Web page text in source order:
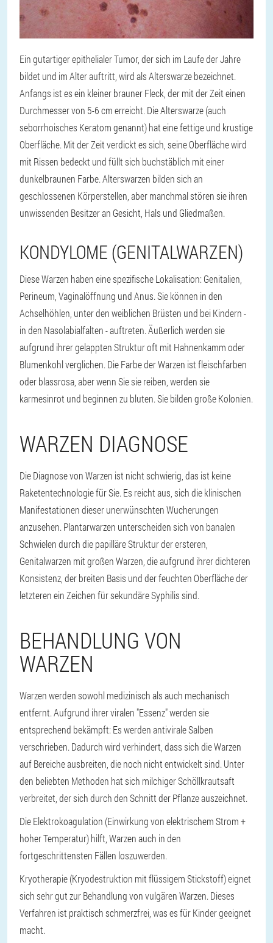
Ein gutartiger epithelialer Tumor, der sich im Laufe der Jahre
bildet und im Alter auftritt, wird als Alterswarze bezeichnet.
Anfangs ist es ein kleiner brauner Fleck, der mit der Zeit einen
Durchmesser von 5-6 cm erreicht. Die Alterswarze (auch
seborrhoisches Keratom genannt) hat eine fettige und krustige
Oberfläche. Mit der Zeit verdickt es sich, seine Oberfläche wird
mit Rissen bedeckt und füllt sich buchstäblich mit einer
dunkelbraunen Farbe. Alterswarzen bilden sich an
geschlossenen Körperstellen, aber manchmal stören sie ihren
unwissenden Besitzer an Gesicht, Hals und Gliedmaßen.
KONDYLOME (GENITALWARZEN)
Diese Warzen haben eine spezifische Lokalisation: Genitalien,
Perineum, Vaginalöffnung und Anus. Sie können in den
Achselhöhlen, unter den weiblichen Brüsten und bei Kindern -
in den Nasolabialfalten - auftreten. Äußerlich werden sie
aufgrund ihrer gelappten Struktur oft mit Hahnenkamm oder
Blumenkohl verglichen. Die Farbe der Warzen ist fleischfarben
oder blassrosa, aber wenn Sie sie reiben, werden sie
karmesinrot und beginnen zu bluten. Sie bilden große Kolonien.
WARZEN DIAGNOSE
Die Diagnose von Warzen ist nicht schwierig, das ist keine
Raketentechnologie für Sie. Es reicht aus, sich die klinischen
Manifestationen dieser unerwünschten Wucherungen
anzusehen. Plantarwarzen unterscheiden sich von banalen
Schwielen durch die papilläre Struktur der ersteren,
Genitalwarzen mit großen Warzen, die aufgrund ihrer dichteren
Konsistenz, der breiten Basis und der feuchten Oberfläche der
letzteren ein Zeichen für sekundäre Syphilis sind.
BEHANDLUNG VON
WARZEN
Warzen werden sowohl medizinisch als auch mechanisch
entfernt. Aufgrund ihrer viralen "Essenz" werden sie
entsprechend bekämpft: Es werden antivirale Salben
verschrieben. Dadurch wird verhindert, dass sich die Warzen
auf Bereiche ausbreiten, die noch nicht entwickelt sind. Unter
den beliebten Methoden hat sich milchiger Schöllkrautsaft
verbreitet, der sich durch den Schnitt der Pflanze auszeichnet.
Die Elektrokoagulation (Einwirkung von elektrischem Strom +
hoher Temperatur) hilft, Warzen auch in den
fortgeschrittensten Fällen loszuwerden.
Kryotherapie (Kryodestruktion mit flüssigem Stickstoff) eignet
sich sehr gut zur Behandlung von vulgären Warzen. Dieses
Verfahren ist praktisch schmerzfrei, was es für Kinder geeignet
macht.